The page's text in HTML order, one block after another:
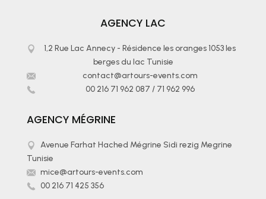
AGENCY LAC
1,2 Rue Lac Annecy - Résidence les oranges 1053 les
berges du lac Tunisie
contact@artours-events.com
00 216 71 962 087 / 71 962 996
AGENCY MÉGRINE
Avenue Farhat Hached Mégrine Sidi rezig Megrine
Tunisie
mice@artours-events.com
00 216 71 425 356